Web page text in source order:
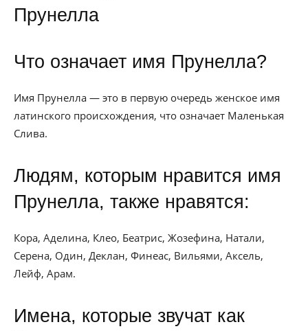
Прунелла
Что означает имя Прунелла?
Имя Прунелла — это в первую очередь женское имя
латинского происхождения, что означает Маленькая
Слива.
Людям, которым нравится имя
Прунелла, также нравятся:
Кора, Аделина, Клео, Беатрис, Жозефина, Натали,
Серена, Один, Деклан, Финеас, Вильями, Аксель,
Лейф, Арам.
Имена, которые звучат как